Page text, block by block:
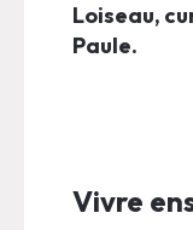
Loiseau,
Paule.
Vivre